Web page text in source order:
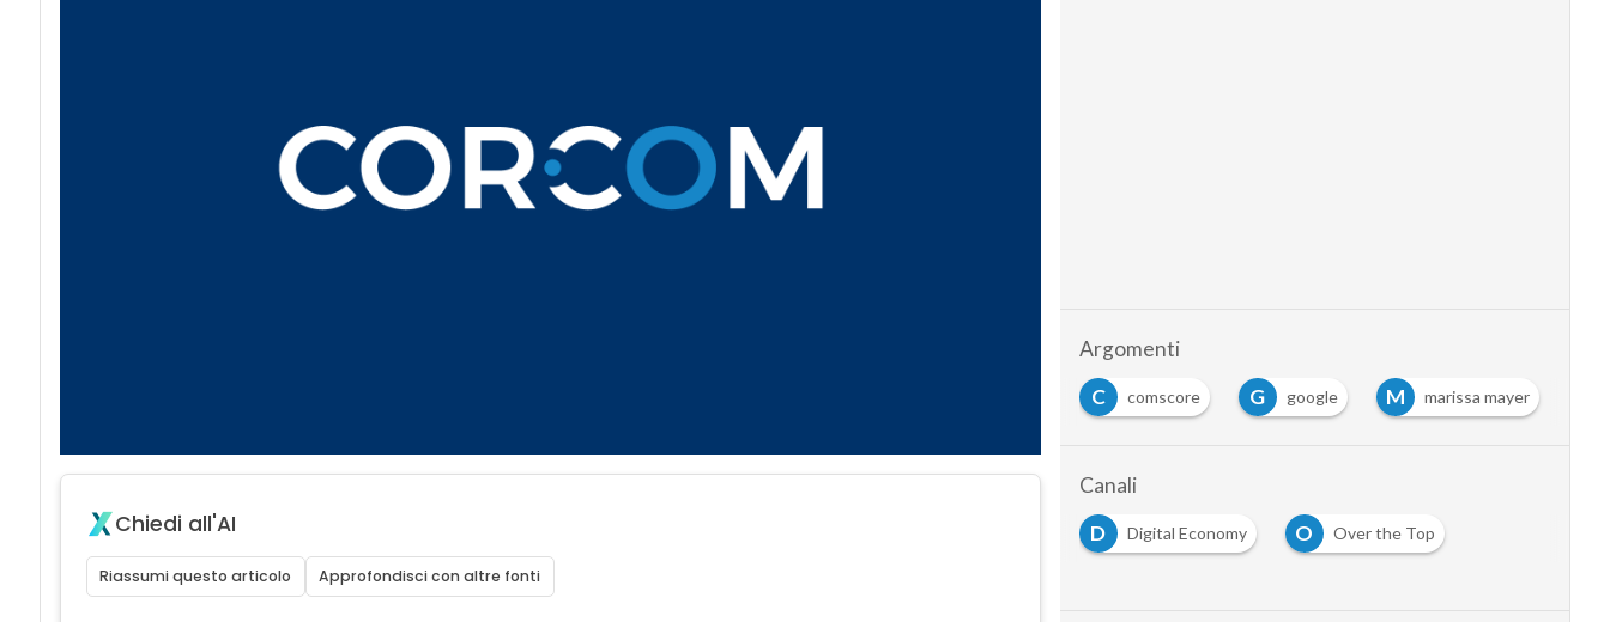
Chiedi all'AI
Riassumi questo articolo Approfondisci con altre fonti
Argomenti
C comscore G google M marissa mayer
Canali
D
Digital Economy O Over the Top